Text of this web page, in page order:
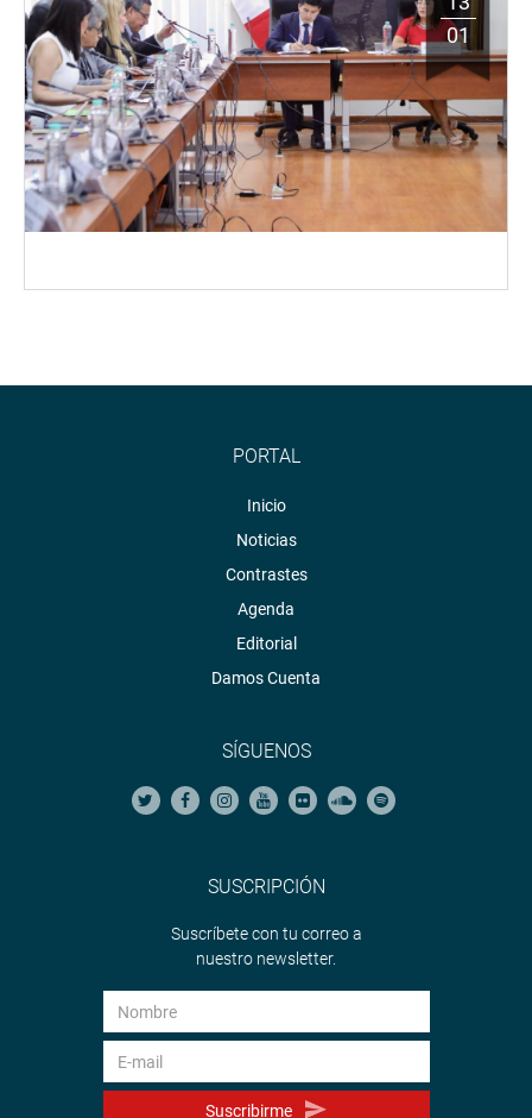
01
PORTAL
Inicio
Noticias
Contrastes
Agenda
Editorial
Damos Cuenta
SÍGUENOS
SUSCRIPCIÓN
Suscríbete con tu correo a
nuestro newsletter.
Suscribirme